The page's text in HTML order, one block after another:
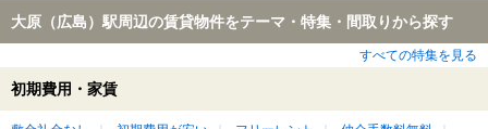
大原（広島）駅周辺の賃貸物件をテーマ・特集・間取りから探す
すべての特集を見る
初期費用・家賃